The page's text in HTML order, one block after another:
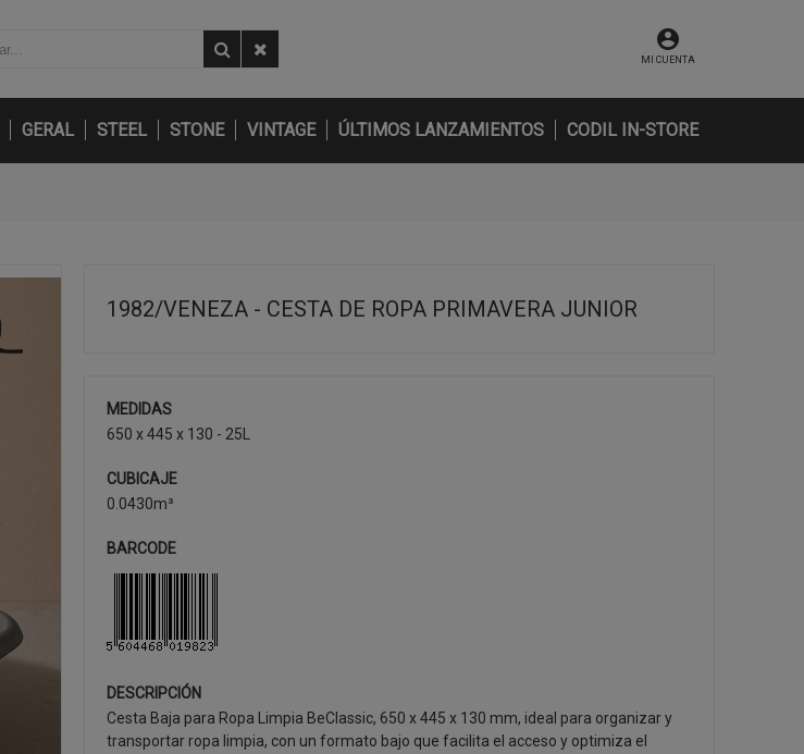
MI CUENTA
GERAL STEEL STONE VINTAGE ÚLTIMOS LANZAMIENTOS CODIL IN-STORE
1982/VENEZA - CESTA DE ROPA PRIMAVERA JUNIOR
MEDIDAS
650 x 445 x 130 - 25L
CUBICAJE
0.0430m³
BARCODE
DESCRIPCIÓN
Cesta Baja para Ropa Limpia BeClassic, 650 x 445 x 130 mm, ideal para organizar y
transportar ropa limpia, con un formato bajo que facilita el acceso y optimiza el